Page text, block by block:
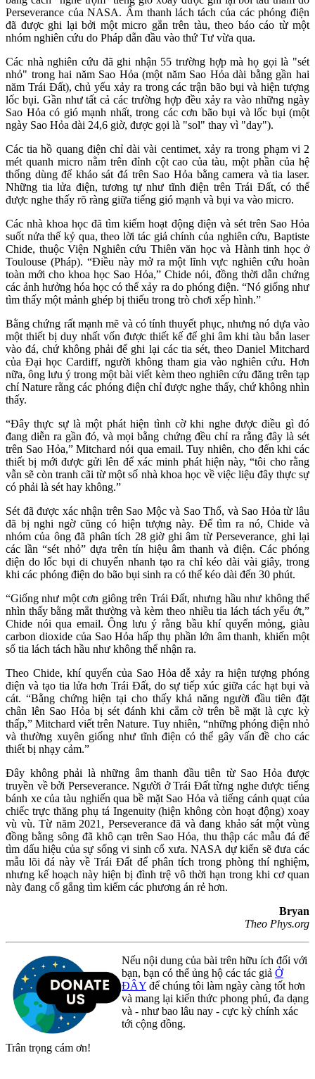
Perseverance của NASA. Âm thanh lách tách của các phóng điện
đã được ghi lại bởi một micro gắn trên tàu, theo báo cáo từ một
nhóm nghiên cứu do Pháp dẫn đầu vào thứ Tư vừa qua.
Các nhà nghiên cứu đã ghi nhận 55 trường hợp mà họ gọi là "sét
nhỏ" trong hai năm Sao Hỏa (một năm Sao Hỏa dài bằng gần hai
năm Trái Đất), chủ yếu xảy ra trong các trận bão bụi và hiện tượng
lốc bụi. Gần như tất cả các trường hợp đều xảy ra vào những ngày
Sao Hỏa có gió mạnh nhất, trong các cơn bão bụi và lốc bụi (một
ngày Sao Hỏa dài 24,6 giờ, được gọi là "sol" thay vì "day").
Các tia hồ quang điện chỉ dài vài centimet, xảy ra trong phạm vi 2
mét quanh micro nằm trên đỉnh cột cao của tàu, một phần của hệ
thống dùng để khảo sát đá trên Sao Hỏa bằng camera và tia laser.
Những tia lửa điện, tương tự như tĩnh điện trên Trái Đất, có thể
được nghe thấy rõ ràng giữa tiếng gió mạnh và bụi va vào micro.
Các nhà khoa học đã tìm kiếm hoạt động điện và sét trên Sao Hỏa
suốt nửa thế kỷ qua, theo lời tác giả chính của nghiên cứu, Baptiste
Chide, thuộc Viện Nghiên cứu Thiên văn học và Hành tinh học ở
Toulouse (Pháp). “Điều này mở ra một lĩnh vực nghiên cứu hoàn
toàn mới cho khoa học Sao Hỏa,” Chide nói, đồng thời dẫn chứng
các ảnh hưởng hóa học có thể xảy ra do phóng điện. “Nó giống như
tìm thấy một mảnh ghép bị thiếu trong trò chơi xếp hình.”
Bằng chứng rất mạnh mẽ và có tính thuyết phục, nhưng nó dựa vào
một thiết bị duy nhất vốn được thiết kế để ghi âm khi tàu bắn laser
vào đá, chứ không phải để ghi lại các tia sét, theo Daniel Mitchard
của Đại học Cardiff, người không tham gia vào nghiên cứu. Hơn
nữa, ông lưu ý trong một bài viết kèm theo nghiên cứu đăng trên tạp
chí Nature rằng các phóng điện chỉ được nghe thấy, chứ không nhìn
thấy.
“Đây thực sự là một phát hiện tình cờ khi nghe được điều gì đó
đang diễn ra gần đó, và mọi bằng chứng đều chỉ ra rằng đây là sét
trên Sao Hỏa,” Mitchard nói qua email. Tuy nhiên, cho đến khi các
thiết bị mới được gửi lên để xác minh phát hiện này, “tôi cho rằng
vẫn sẽ còn tranh cãi từ một số nhà khoa học về việc liệu đây thực sự
có phải là sét hay không.”
Sét đã được xác nhận trên Sao Mộc và Sao Thổ, và Sao Hỏa từ lâu
đã bị nghi ngờ cũng có hiện tượng này. Để tìm ra nó, Chide và
nhóm của ông đã phân tích 28 giờ ghi âm từ Perseverance, ghi lại
các lần “sét nhỏ” dựa trên tín hiệu âm thanh và điện. Các phóng
điện do lốc bụi di chuyển nhanh tạo ra chỉ kéo dài vài giây, trong
khi các phóng điện do bão bụi sinh ra có thể kéo dài đến 30 phút.
“Giống như một cơn giông trên Trái Đất, nhưng hầu như không thể
nhìn thấy bằng mắt thường và kèm theo nhiều tia lách tách yếu ớt,”
Chide nói qua email. Ông lưu ý rằng bầu khí quyển mỏng, giàu
carbon dioxide của Sao Hỏa hấp thụ phần lớn âm thanh, khiến một
số tia lách tách hầu như không thể nhận ra.
Theo Chide, khí quyển của Sao Hỏa dễ xảy ra hiện tượng phóng
điện và tạo tia lửa hơn Trái Đất, do sự tiếp xúc giữa các hạt bụi và
cát. “Bằng chứng hiện tại cho thấy khả năng người đầu tiên đặt
chân lên Sao Hỏa bị sét đánh khi cắm cờ trên bề mặt là cực kỳ
thấp,” Mitchard viết trên Nature. Tuy nhiên, “những phóng điện nhỏ
và thường xuyên giống như tĩnh điện có thể gây vấn đề cho các
thiết bị nhạy cảm.”
Đây không phải là những âm thanh đầu tiên từ Sao Hỏa được
truyền về bởi Perseverance. Người ở Trái Đất từng nghe được tiếng
bánh xe của tàu nghiến qua bề mặt Sao Hỏa và tiếng cánh quạt của
chiếc trực thăng phụ tá Ingenuity (hiện không còn hoạt động) xoay
vù vù. Từ năm 2021, Perseverance đã và đang khảo sát một vùng
đồng bằng sông đã khô cạn trên Sao Hỏa, thu thập các mẫu đá để
tìm dấu hiệu của sự sống vi sinh cổ xưa. NASA dự kiến sẽ đưa các
mẫu lõi đá này về Trái Đất để phân tích trong phòng thí nghiệm,
nhưng kế hoạch này hiện bị đình trệ vô thời hạn trong khi cơ quan
này đang cố gắng tìm kiếm các phương án rẻ hơn.
Bryan
Theo Phys.org
Nếu nội dung của bài trên hữu ích đối với
bạn, bạn có thể ủng hộ các tác giả Ở
ĐÂY để chúng tôi làm ngày càng tốt hơn
và mang lại kiến thức phong phú, đa dạng
và - như bao lâu nay - cực kỳ chính xác
tới cộng đồng.
Trân trọng cám ơn!